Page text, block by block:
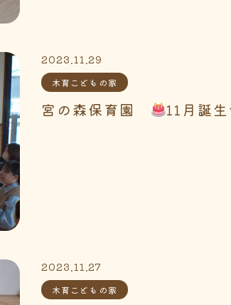
2023.11.29
木育こどもの家
宮の森保育園 11月誕
2023.11.27
木育こどもの家